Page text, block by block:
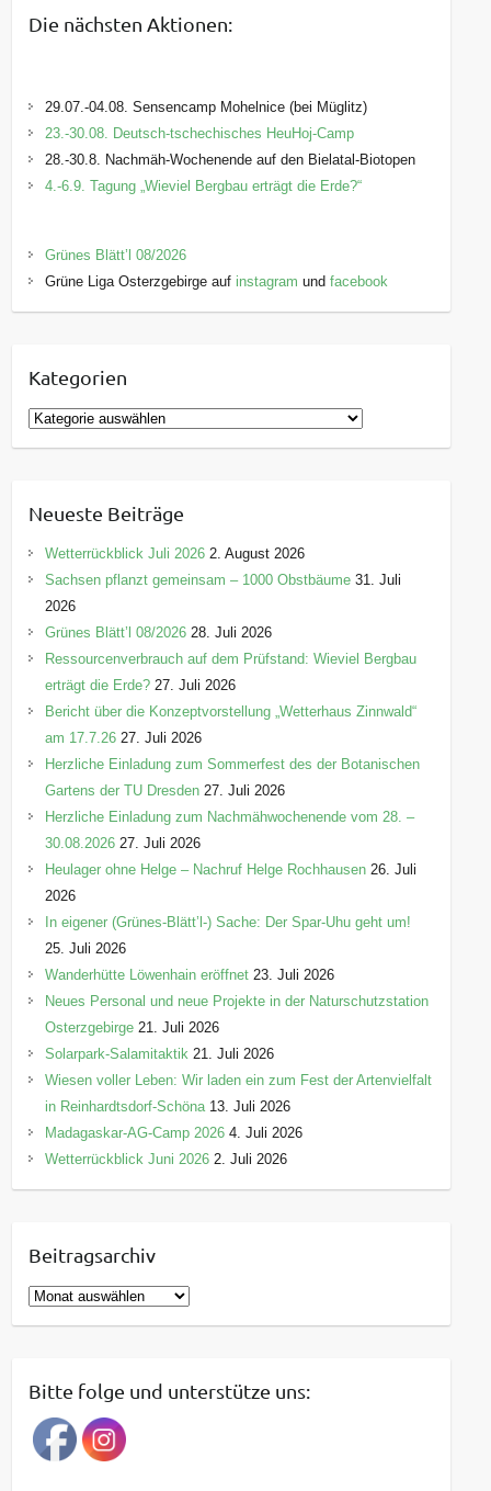
Die nächsten Aktionen:
29.07.-04.08. Sensencamp Mohelnice (bei Müglitz)
23.-30.08. Deutsch-tschechisches HeuHoj-Camp
28.-30.8. Nachmäh-Wochenende auf den Bielatal-Biotopen
4.-6.9. Tagung „Wieviel Bergbau erträgt die Erde?“
Grünes Blätt’l 08/2026
Grüne Liga Osterzgebirge auf instagram undfacebook
Kategorien
K
a
g
o
r
e
n
Neueste Beiträge
Wetterrückblick Juli 2026 2. August 2026
Sachsen pflanzt gemeinsam – 1000 Obstbäume 31. Juli
2026
Grünes Blätt’l 08/2026 28. Juli 2026
Ressourcenverbrauch auf dem Prüfstand: Wieviel Bergbau
erträgt die Erde? 27. Juli 2026
Bericht über die Konzeptvorstellung „Wetterhaus Zinnwald“
am 17.7.26 27. Juli 2026
Herzliche Einladung zum Sommerfest des der Botanischen
Gartens der TU Dresden 27. Juli 2026
Herzliche Einladung zum Nachmähwochenende vom 28. –
30.08.2026 27. Juli 2026
Heulager ohne Helge – Nachruf Helge Rochhausen 26. Juli
2026
In eigener (Grünes-Blätt’l-) Sache: Der Spar-Uhu geht um!
25. Juli 2026
Wanderhütte Löwenhain eröffnet 23. Juli 2026
Neues Personal und neue Projekte in der Naturschutzstation
Osterzgebirge 21. Juli 2026
Solarpark-Salamitaktik 21. Juli 2026
Wiesen voller Leben: Wir laden ein zum Fest der Artenvielfalt
in Reinhardtsdorf-Schöna 13. Juli 2026
Madagaskar-AG-Camp 2026 4. Juli 2026
Wetterrückblick Juni 2026 2. Juli 2026
Beitragsarchiv
B
e
r
a
g
Bitte folge und unterstütze uns: